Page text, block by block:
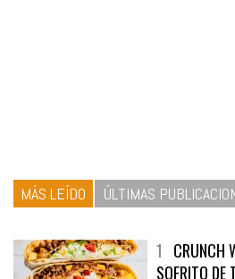
MÁS LEÍDO ÚLTIMAS
1 CRUNCH
SOFRITO DE